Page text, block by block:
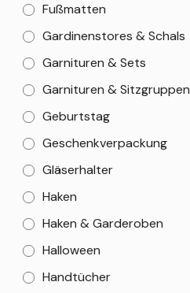
Fußmatten
Gardinenstores & Schals
Garnituren & Sets
Garnituren & Sitzgruppen
Geburtstag
Geschenkverpackung
Gläserhalter
Haken
Haken & Garderoben
Halloween
Handtücher